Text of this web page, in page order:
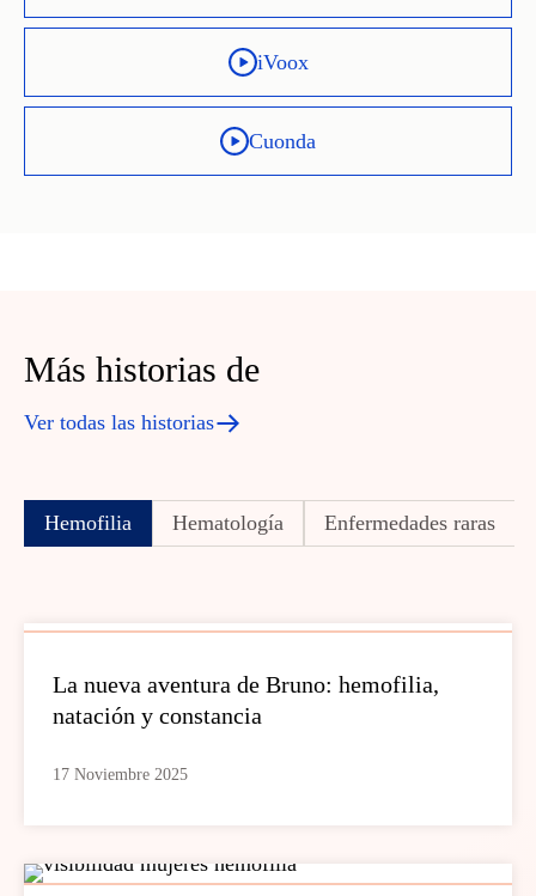
iVoox
Cuonda
Más historias de
Ver todas las historias
Hemofilia Hematología Enfermedades raras
La nueva aventura de Bruno: hemofilia,
natación y constancia
17 Noviembre 2025